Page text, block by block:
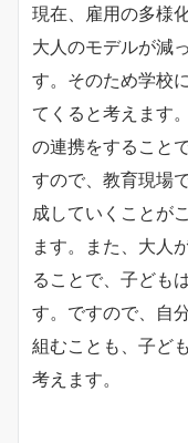
現在、雇用の多様
大人のモデルが減
す。そのため学校
てくると考えます
の連携をすること
すので、教育現場
成していくことが
ます。また、大人
ることで、子ども
す。ですので、自
組むことも、子ど
考えます。